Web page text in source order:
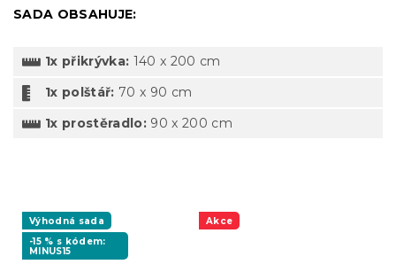
SADA OBSAHUJE:
1x přikrývka: 140 x 200 cm
1x polštář: 70 x 90 cm
1x prostěradlo: 90 x 200 cm
Výhodná sada
-15 % s kódem:
MINUS15
Akce